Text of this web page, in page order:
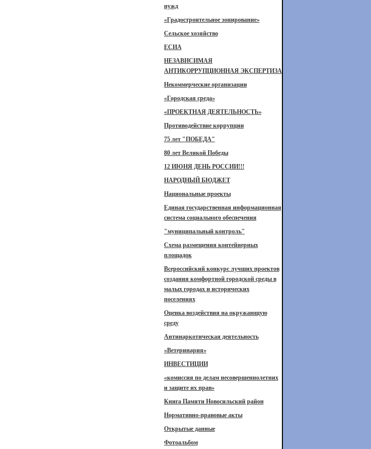
нужд
«Градостроительное зонирование»
Сельское хозяйство
ЕСИА
НЕЗАВИСИМАЯ
АНТИКОРРУПЦИОННАЯ ЭКСПЕРТИЗА
Некоммерческие организации
«Городская среда»
«ПРОЕКТНАЯ ДЕЯТЕЛЬНОСТЬ»
Противодействие коррупции
75 лет "ПОБЕДА"
80 лет Великой Победы
12 ИЮНЯ ДЕНЬ РОССИИ!!!
НАРОДНЫЙ БЮДЖЕТ
Национальные проекты
Единая государственная информационная
система социального обеспечения
"муниципальный контроль"
Схема размещения контейнерных
площадок
Всероссийский конкурс лучших проектов
создания комфортной городской среды в
малых городах и исторических
поселениях
Оценка воздействия на окружающую
среду
Антинаркотическая деятельность
«Ветеринария»
ИНВЕСТИЦИИ
«комиссия по делам несовершеннолетних
и защите их прав»
Книга Памяти Новосильский район
Нормативно-правовые акты
Открытые данные
Фотоальбом